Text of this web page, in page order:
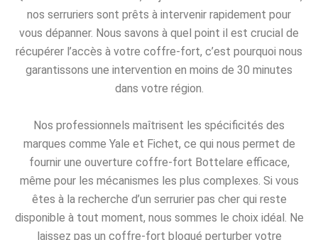
nos serruriers sont prêts à intervenir rapidement pour
vous dépanner. Nous savons à quel point il est crucial de
récupérer l’accès à votre coffre-fort, c’est pourquoi nous
garantissons une intervention en moins de 30 minutes
dans votre région.
Nos professionnels maîtrisent les spécificités des
marques comme Yale et Fichet, ce qui nous permet de
fournir une ouverture coffre-fort Bottelare efficace,
même pour les mécanismes les plus complexes. Si vous
êtes à la recherche d’un serrurier pas cher qui reste
disponible à tout moment, nous sommes le choix idéal. Ne
laissez pas un coffre-fort bloqué perturber votre